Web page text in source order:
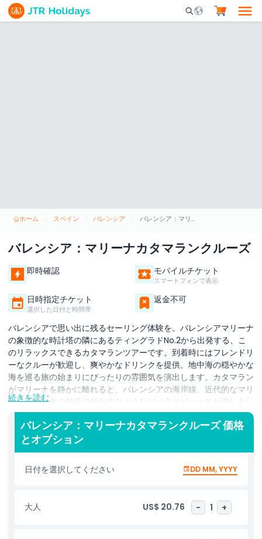
Mobile Search
ホーム スペイン バレンシア バレンシア：マリーナカタマランクルーズ
バレンシア：マリーナカタマランクルーズ
即時確認 モバイルチケット
スマートフォンで表示
日時指定チケット
選択した日付と時間帯
返金不可
バレンシアで思い出に残るセーリング体験を。バレンシアマリーナ
の象徴的な時計塔の隣にあるティングラドNo.2から出発する、こ
のリラックスできるカタマランツアーです。到着時にはフレンドリ
ーなクルーが歓迎し、爽やかなドリンクを提供。地中海の穏やかな
海を巡る旅の始まりにぴったりの雰囲気を演出します。カタマラン
がマリーナを静かに離れると、バレンシアの海岸線、近代的なマリ
ーナ、黄金色の砂浜の息をのむようなパノラマビューをお楽しみい
ただけます。この体験は、スペインの最も美しい海岸地帯のひとつ
をゆったりと探索したい旅行者に最適です。最大限の快適さを追求
したカタマランは、太陽の下でくつろげる広々としたオープンデッ
キと、食事や暑さを避けるための居心地の良い閉鎖空間を備えてい
ます。清潔なトイレや快適な座席などの船内設備も整っており、家
族連れ、カップル、一人旅の方にもストレスフリーの旅を提供しま
ークな方法をお求めの方に、このカタマランクルーズはリラクゼー
ション、観光、そして忘れられない海の景色が理想的に組み合わさ
続きを読む
バレンシア：マリーナカタマランクルーズ 価格
とオプション
日付を選択してください DD MM, YYYY
大人 US$ 20.76 - 1 +